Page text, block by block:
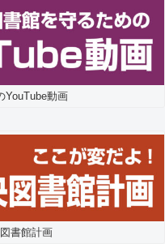
YouTube動画
書館計画